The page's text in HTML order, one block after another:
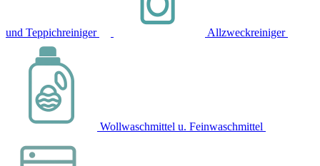
und Teppichreiniger Allzweckreiniger
Wollwaschmittel u. Feinwaschmittel